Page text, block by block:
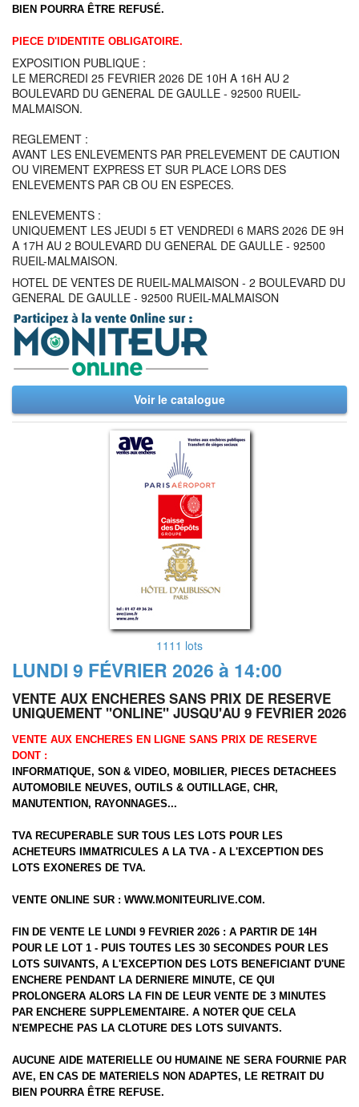
BIEN POURRA ÊTRE REFUSÉ.
PIECE D'IDENTITE OBLIGATOIRE.
EXPOSITION PUBLIQUE :
LE MERCREDI 25 FEVRIER 2026 DE 10H A 16H AU 2
BOULEVARD DU GENERAL DE GAULLE - 92500 RUEIL-
MALMAISON.
REGLEMENT :
AVANT LES ENLEVEMENTS PAR PRELEVEMENT DE CAUTION
OU VIREMENT EXPRESS ET SUR PLACE LORS DES
ENLEVEMENTS PAR CB OU EN ESPECES.
ENLEVEMENTS :
UNIQUEMENT LES JEUDI 5 ET VENDREDI 6 MARS 2026 DE 9H
A 17H AU 2 BOULEVARD DU GENERAL DE GAULLE - 92500
RUEIL-MALMAISON.
HOTEL DE VENTES DE RUEIL-MALMAISON - 2 BOULEVARD DU
GENERAL DE GAULLE - 92500 RUEIL-MALMAISON
Voir le catalogue
1111 lots
LUNDI 9 FÉVRIER 2026 à 14:00
VENTE AUX ENCHERES SANS PRIX DE RESERVE
UNIQUEMENT "ONLINE" JUSQU'AU 9 FEVRIER 2026
VENTE AUX ENCHERES EN LIGNE SANS PRIX DE RESERVE
DONT :
INFORMATIQUE, SON & VIDEO, MOBILIER, PIECES DETACHEES
AUTOMOBILE NEUVES, OUTILS & OUTILLAGE, CHR,
MANUTENTION, RAYONNAGES...
TVA RECUPERABLE SUR TOUS LES LOTS POUR LES
ACHETEURS IMMATRICULES A LA TVA - A L'EXCEPTION DES
LOTS EXONERES DE TVA.
VENTE ONLINE SUR : WWW.MONITEURLIVE.COM.
FIN DE VENTE LE LUNDI 9 FEVRIER 2026 : A PARTIR DE 14H
POUR LE LOT 1 - PUIS TOUTES LES 30 SECONDES POUR LES
LOTS SUIVANTS, A L'EXCEPTION DES LOTS BENEFICIANT D'UNE
ENCHERE PENDANT LA DERNIERE MINUTE, CE QUI
PROLONGERA ALORS LA FIN DE LEUR VENTE DE 3 MINUTES
PAR ENCHERE SUPPLEMENTAIRE. A NOTER QUE CELA
N'EMPECHE PAS LA CLOTURE DES LOTS SUIVANTS.
AUCUNE AIDE MATERIELLE OU HUMAINE NE SERA FOURNIE PAR
AVE, EN CAS DE MATERIELS NON ADAPTES, LE RETRAIT DU
BIEN POURRA ÊTRE REFUSE.